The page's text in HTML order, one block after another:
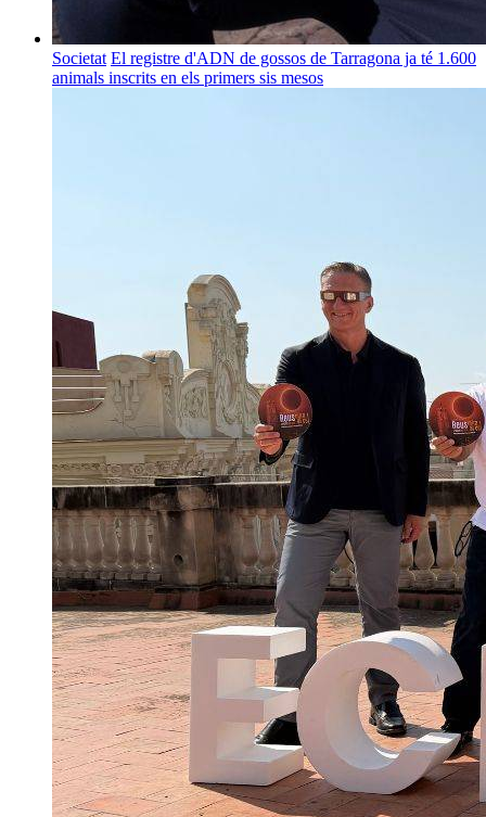
Societat El registre d'ADN de gossos de Tarragona ja té 1.600
animals inscrits en els primers sis mesos